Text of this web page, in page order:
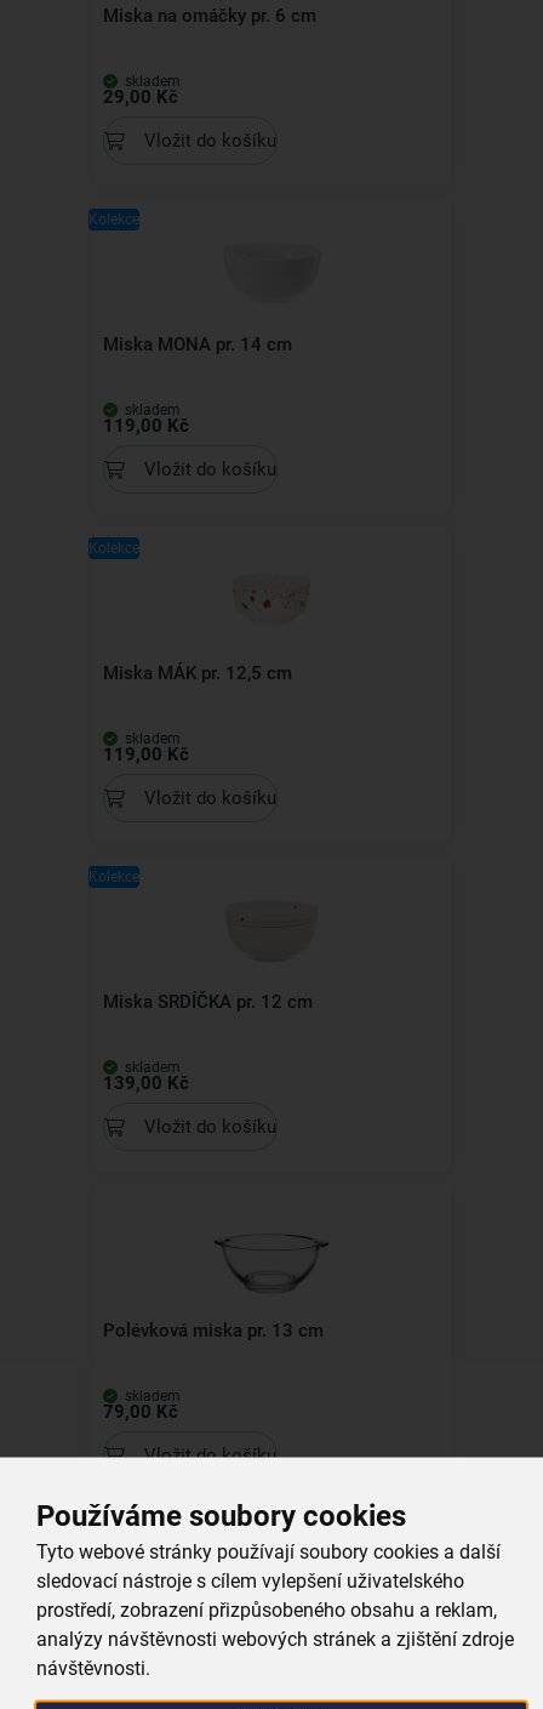
Používáme soubory cookies
Tyto webové stránky používají soubory cookies a další
sledovací nástroje s cílem vylepšení uživatelského
prostředí, zobrazení přizpůsobeného obsahu a reklam,
analýzy návštěvnosti webových stránek a zjištění zdroje
návštěvnosti.
Miska na omáčky pr. 6 cm
skladem
29,00 Kč
Vložit do košíku
Kolekce
Miska MONA pr. 14 cm
skladem
119,00 Kč
Vložit do košíku
Kolekce
Miska MÁK pr. 12,5 cm
skladem
119,00 Kč
Vložit do košíku
Kolekce
Miska SRDÍČKA pr. 12 cm
skladem
139,00 Kč
Vložit do košíku
Polévková miska pr. 13 cm
skladem
79,00 Kč
Vložit do košíku
Miska Green 14x14 cm